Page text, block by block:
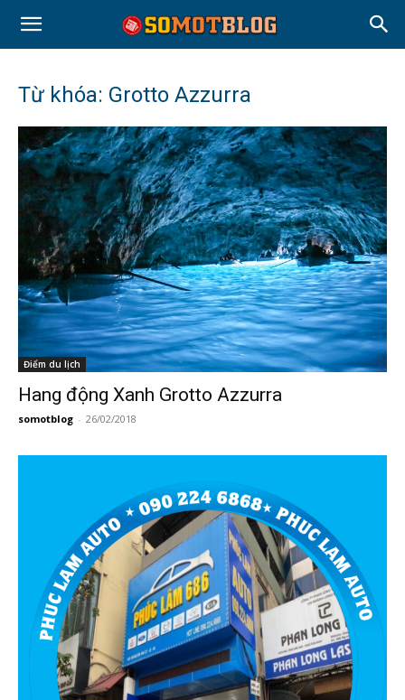
Từ khóa: Grotto Azzurra
Điểm du lịch
Hang động Xanh Grotto Azzurra
somotblog - 26/02/2018